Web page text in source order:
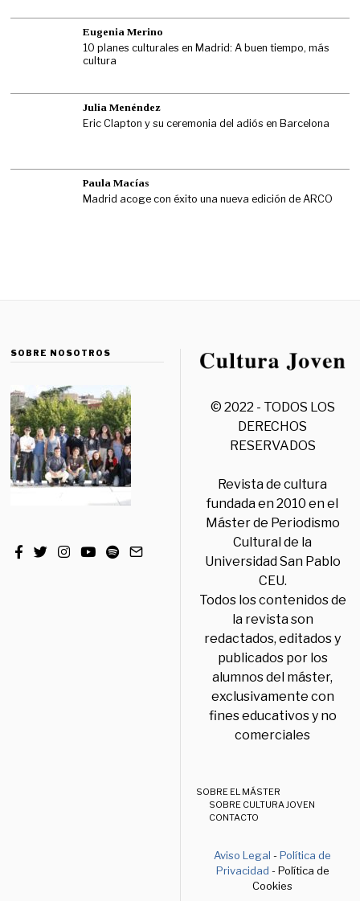
Eugenia Merino
10 planes culturales en Madrid: A buen tiempo, más
cultura
Julia Menéndez
Eric Clapton y su ceremonia del adiós en Barcelona
Paula Macías
Madrid acoge con éxito una nueva edición de ARCO
SOBRE NOSOTROS
© 2022 - TODOS LOS
DERECHOS
RESERVADOS
Revista de cultura
fundada en 2010 en el
Máster de Periodismo
Cultural de la
Universidad San Pablo
CEU.
Todos los contenidos de
la revista son
redactados, editados y
publicados por los
alumnos del máster,
exclusivamente con
fines educativos y no
comerciales
SOBRE EL MÁSTER
SOBRE CULTURA JOVEN
CONTACTO
Aviso Legal -Política de
Privacidad - Política de
Cookies